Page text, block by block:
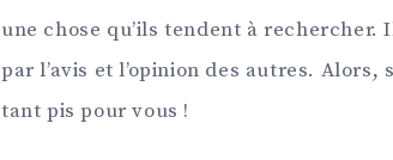
une chose qu’ils tendent à
par l’avis et l’opinion des autres.
tant pis pour vous !